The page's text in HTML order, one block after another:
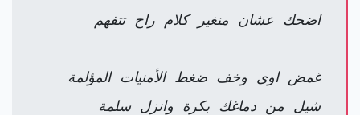
اضحك عشان منغير كلام راح تتفهم
غمض اوى وخف ضغط الأمنيات المؤلمة
شيل من دماغك بكرة وانزل سلمة